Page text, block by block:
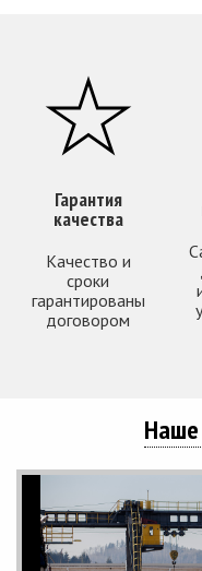
Гарантия
качества
Качество и
сроки
гарантированы
договором
Наше